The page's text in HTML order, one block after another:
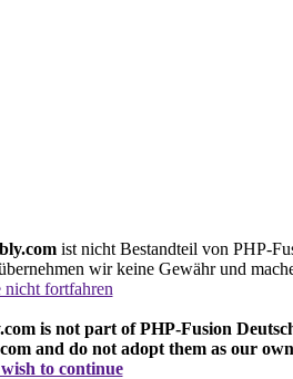
ist nicht Bestandteil von PHP-
wir keine Gewähr und
nicht fortfahren
is not part of PHP-Fusion
and do not adopt them as our
to continue